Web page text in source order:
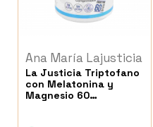
Ana María Lajusticia
La Justicia Triptofano
con Melatonina y
Magnesio 60